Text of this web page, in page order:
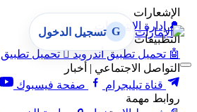
الإشعارات
🔔 إدارة الإشعارات
التطبيقات
🤖 تحميل تطبيق أندرويد  تحميل تطبيق
التواصل الاجتماعي | أخبار
قناة تيليجرام
صفحة فيسبوك
روابط مهمة
G تسجيل الدخول